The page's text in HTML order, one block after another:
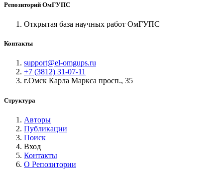
Репозиторий ОмГУПС
Открытая база научных работ ОмГУПС
Контакты
support@el-omgups.ru
+7 (3812) 31-07-11
г.Омск Карла Маркса просп., 35
Структура
Авторы
Публикации
Поиск
Вход
Контакты
О Репозитории